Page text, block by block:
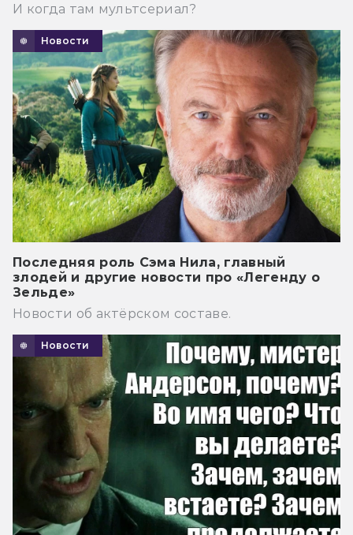
И когда там мультсериал?
Новости
Последняя роль Сэма Нила, главный
злодей и другие новости про «Легенду о
Зельде»
Новости об актёрском составе.
Новости